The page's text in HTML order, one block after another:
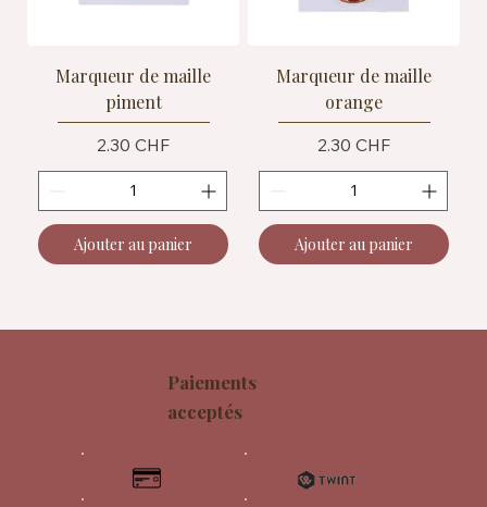
Marqueur de maille
piment
Prix
2.30 CHF
Ajouter au panier
Marqueur de maille
orange
Prix
2.30 CHF
Ajouter au panier
Paiements
acceptés